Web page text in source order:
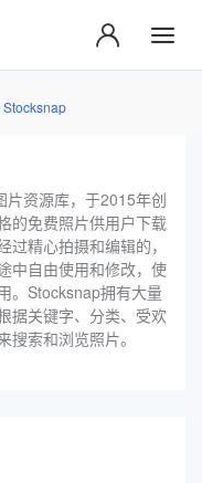
Stocksnap
片资源库，于2015年创
的免费照片供用户下载
精心拍摄和编辑的，
中自由使用和修改，使
。Stocksnap拥有大量
据关键字、分类、受欢
搜索和浏览照片。